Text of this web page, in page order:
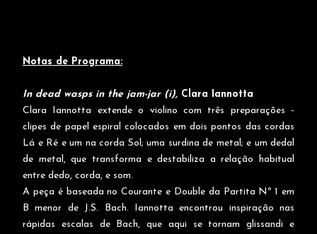
Notas de Programa:
In dead wasps in the jam-jar (i), Clara Iannotta
Clara Iannotta extende o violino com três preparações -
clipes de papel espiral colocados em dois pontos das cordas
Lá e Ré e um na corda Sol; uma surdina de metal; e um dedal
de metal, que transforma e destabiliza a relação habitual
entre dedo, corda, e som.
A peça é baseada no Courante e Double da Partita Nº 1 em
B menor de J.S. Bach. Iannotta encontrou inspiração nas
rápidas escalas de Bach, que aqui se tornam glissandi e